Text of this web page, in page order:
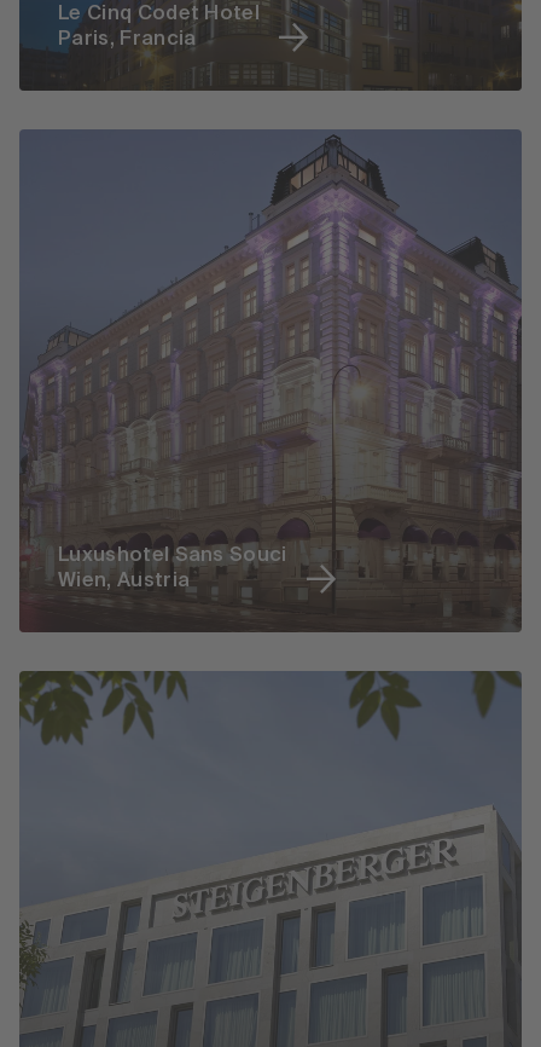
Le Cinq Codet Hotel
Paris, Francia
Luxushotel Sans Souci
Wien, Austria